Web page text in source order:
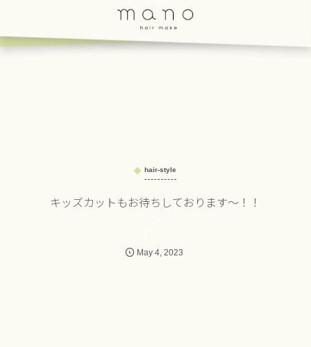
hair-style
キッズカットもお待ちしております～！！
May 4, 2023